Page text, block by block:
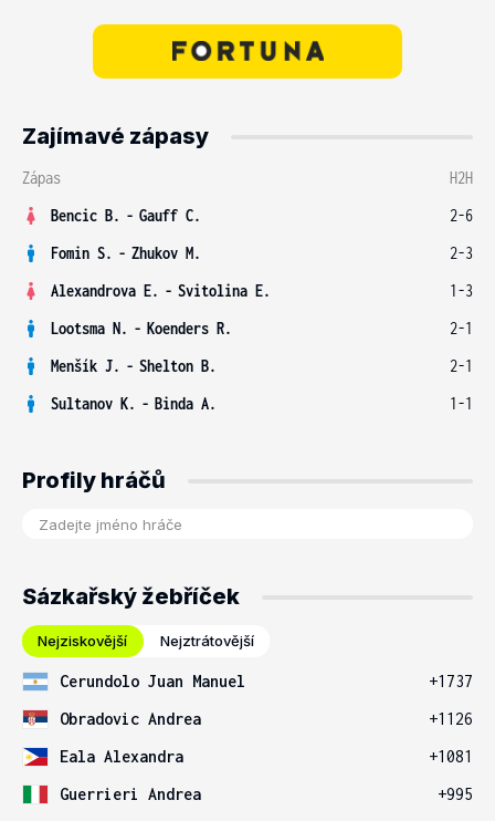
Zajímavé zápasy
Zápas
H2H
Bencic B. - Gauff C.
2-6
Fomin S. - Zhukov M.
2-3
Alexandrova E. - Svitolina E.
1-3
Lootsma N. - Koenders R.
2-1
Menšík J. - Shelton B.
2-1
Sultanov K. - Binda A. 1-1
Profily hráčů
Sázkařský žebříček
Nejziskovější Nejztrátovější
Cerundolo Juan Manuel
+1737
Obradovic Andrea
+1126
Eala Alexandra
+1081
Guerrieri Andrea
+995